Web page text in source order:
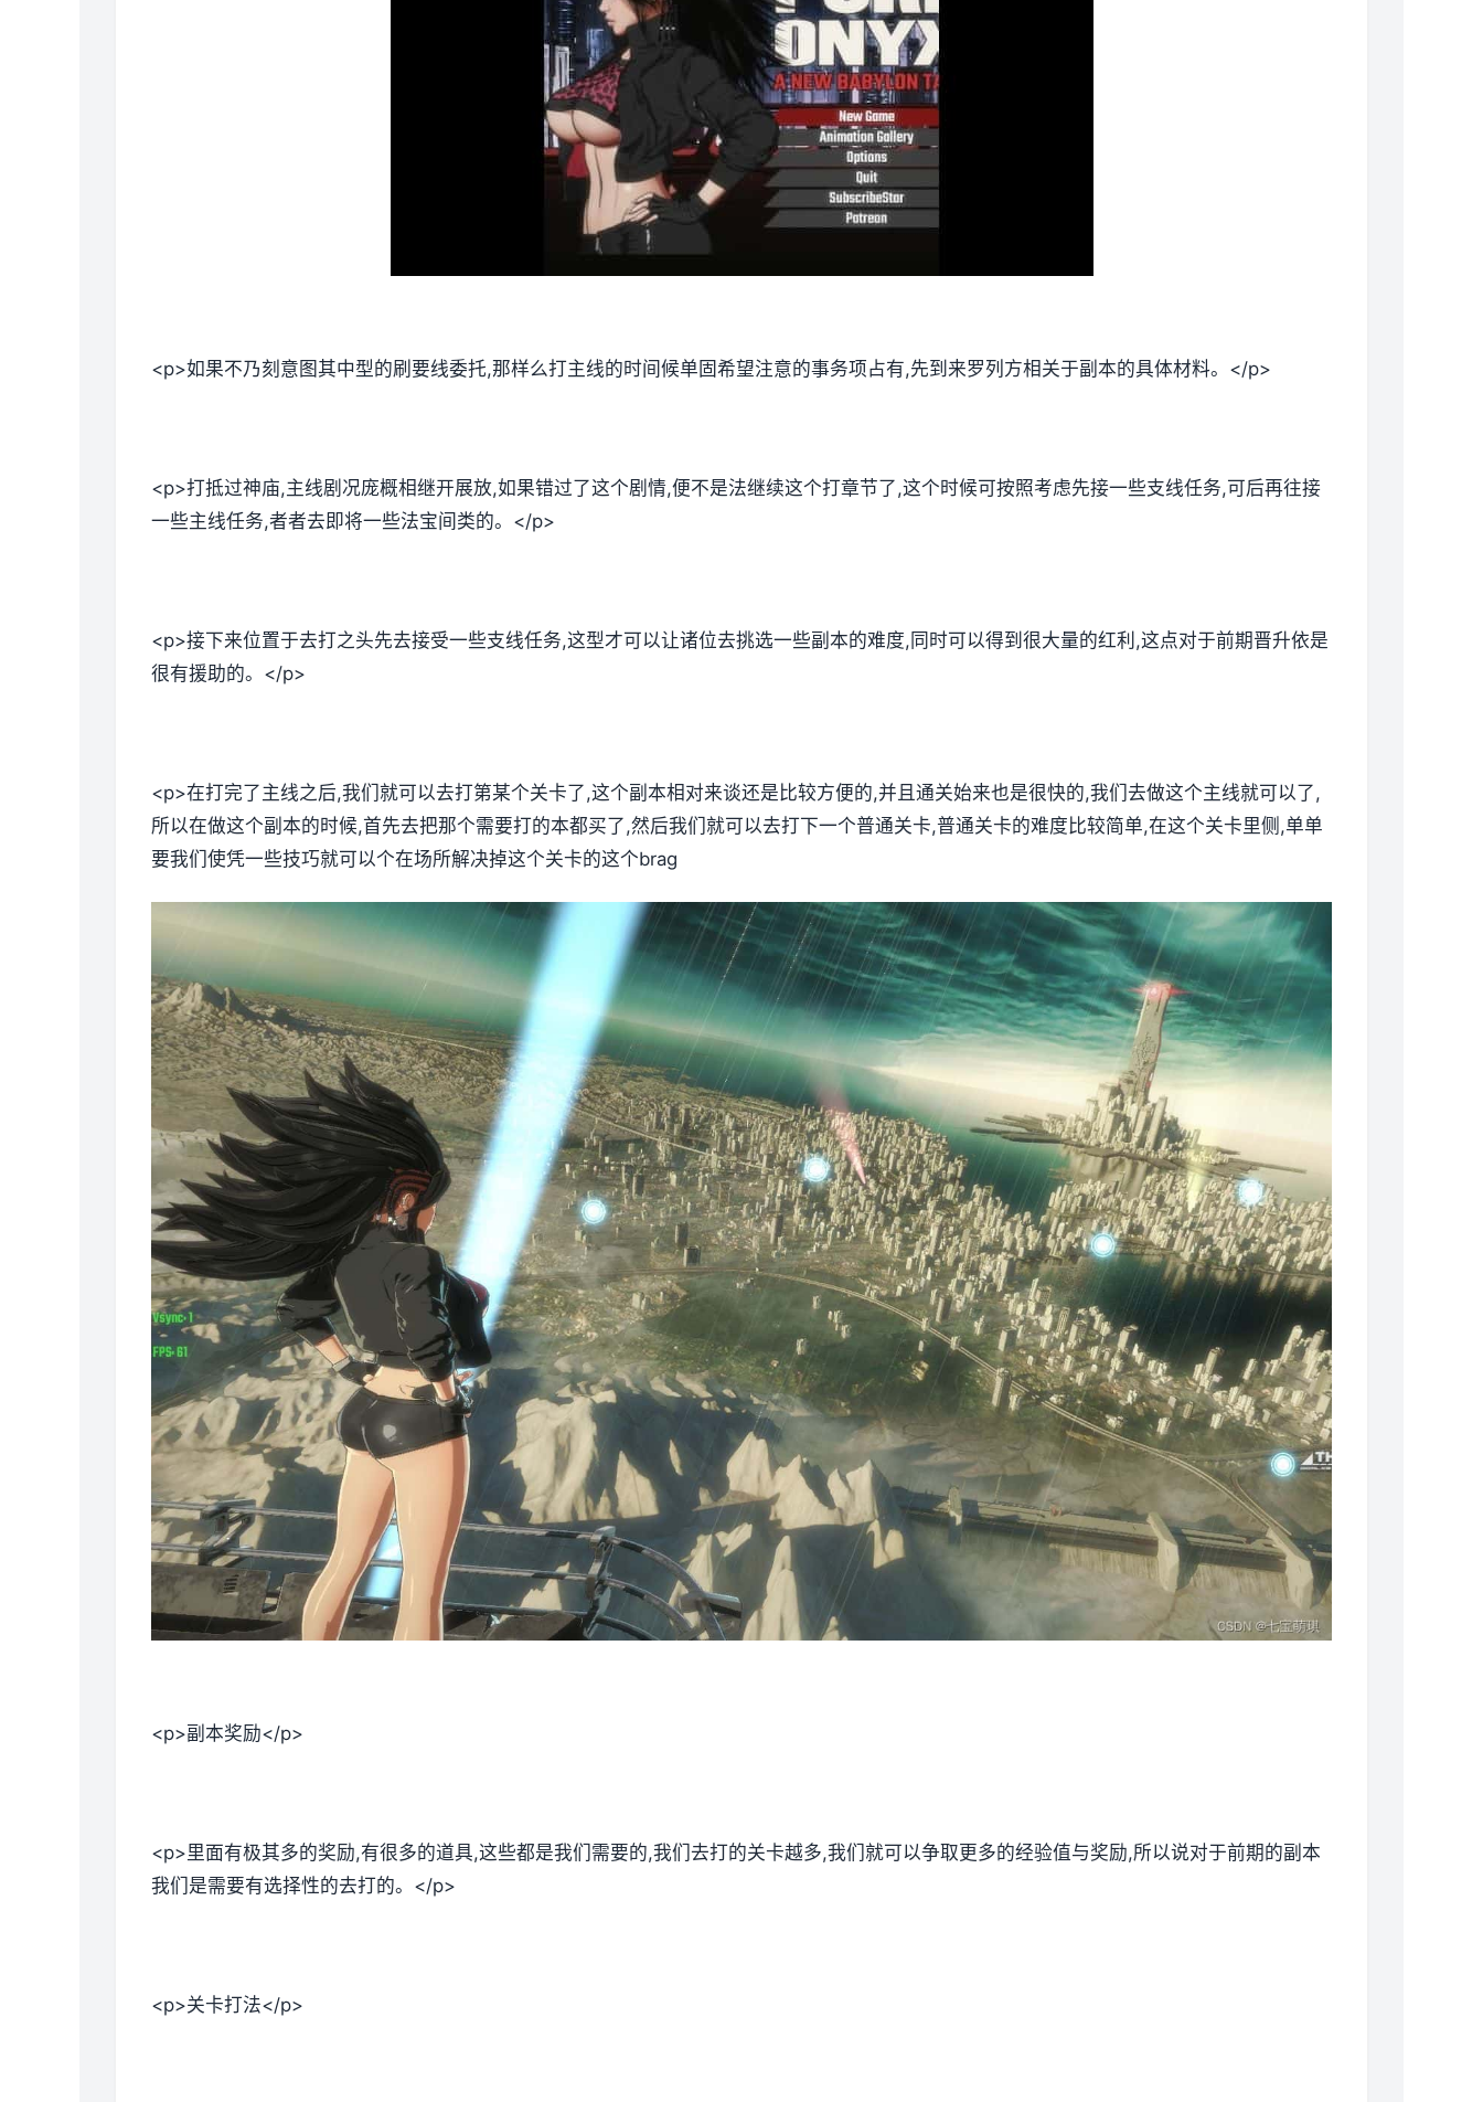
<p>如果不乃刻意图其中型的刷要线委托,那样么打主线的时间候单固希望注意的事务项占有,先到来罗列方相关于副本的具体材料。</p>
<p>打抵过神庙,主线剧况庞概相继开展放,如果错过了这个剧情,便不是法继续这个打章节了,这个时候可按照考虑先接一些支线任务,可后再往接
一些主线任务,者者去即将一些法宝间类的。</p>
<p>接下来位置于去打之头先去接受一些支线任务,这型才可以让诸位去挑选一些副本的难度,同时可以得到很大量的红利,这点对于前期晋升依是
很有援助的。</p>
<p>在打完了主线之后,我们就可以去打第某个关卡了,这个副本相对来谈还是比较方便的,并且通关始来也是很快的,我们去做这个主线就可以了,
所以在做这个副本的时候,首先去把那个需要打的本都买了,然后我们就可以去打下一个普通关卡,普通关卡的难度比较简单,在这个关卡里侧,单单
要我们使凭一些技巧就可以个在场所解决掉这个关卡的这个brag
<p>副本奖励</p>
<p>里面有极其多的奖励,有很多的道具,这些都是我们需要的,我们去打的关卡越多,我们就可以争取更多的经验值与奖励,所以说对于前期的副本
我们是需要有选择性的去打的。</p>
<p>关卡打法</p>